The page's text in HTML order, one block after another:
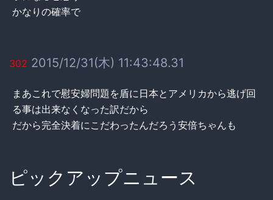
かなりの確率で
302 2015/12/31(木) 11:43:48.31
まあこれで慰安婦問題を盾に日本とアメリカから逃げ回
る事は出来なくなった訳だから
だから完全決着にこだわったんだろう安倍ちゃんも
ピックアップニュース